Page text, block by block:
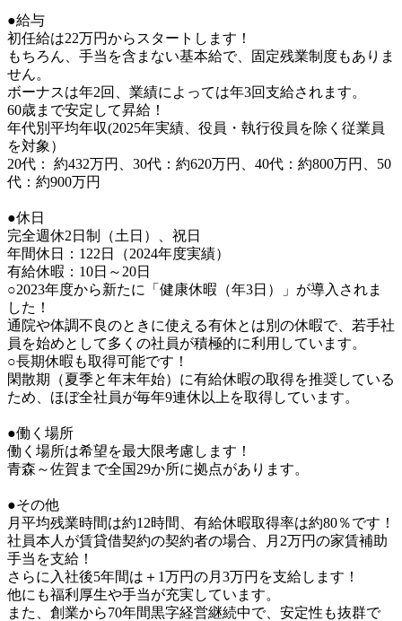
●給与
初任給は22万円からスタートします！
もちろん、手当を含まない基本給で、固定残業制度もありま
せん。
ボーナスは年2回、業績によっては年3回支給されます。
60歳まで安定して昇給！
年代別平均年収(2025年実績、役員・執行役員を除く従業員
を対象）
20代： 約432万円、30代：約620万円、40代：約800万円、50
代：約900万円
●休日
完全週休2日制（土日）、祝日
年間休日：122日（2024年度実績）
有給休暇：10日～20日
○2023年度から新たに「健康休暇（年3日）」が導入されま
した！
通院や体調不良のときに使える有休とは別の休暇で、若手社
員を始めとして多くの社員が積極的に利用しています。
○長期休暇も取得可能です！
閑散期（夏季と年末年始）に有給休暇の取得を推奨している
ため、ほぼ全社員が毎年9連休以上を取得しています。
●働く場所
働く場所は希望を最大限考慮します！
青森～佐賀まで全国29か所に拠点があります。
●その他
月平均残業時間は約12時間、有給休暇取得率は約80％です！
社員本人が賃貸借契約の契約者の場合、月2万円の家賃補助
手当を支給！
さらに入社後5年間は＋1万円の月3万円を支給します！
他にも福利厚生や手当が充実しています。
また、創業から70年間黒字経営継続中で、安定性も抜群で